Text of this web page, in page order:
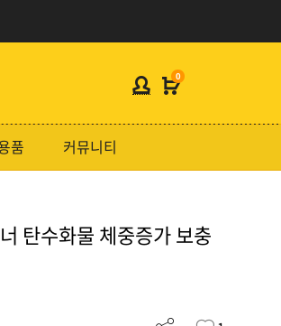
헬스보충제
단백질분류
지웨이시리즈
0
품 커뮤니티
탄수화물 체중증가 보충